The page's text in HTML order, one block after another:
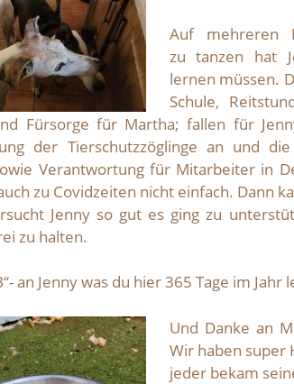
Auf mehreren
zu tanzen hat
lernen müssen.
Schule,
Fürsorge für Martha; fallen für
der Tierschutzzöglinge an und
Verantwortung für Mitarbeiter in
zu Covidzeiten nicht einfach. Dann
Jenny so gut es ging zu
zu halten.
an Jenny was du hier 365 Tage im Jahr
Und Danke an
Wir haben super
jeder bekam